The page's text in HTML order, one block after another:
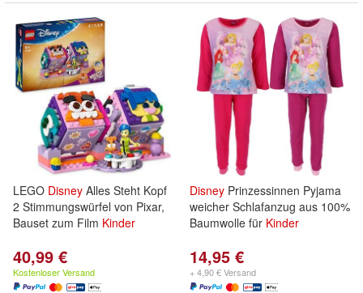
LEGO Disney Alles Steht Kopf
2 Stimmungswürfel von Pixar,
Bauset zum Film Kinder
40,99 €
Kostenloser Versand
Disney Prinzessinnen Pyjama
weicher Schlafanzug aus 100%
Baumwolle für Kinder
14,95 €
+ 4,90 € Versand